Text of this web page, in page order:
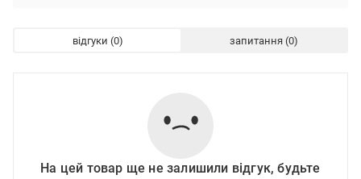
відгуки запитання
На цей товар ще не залишили відгук, будьте